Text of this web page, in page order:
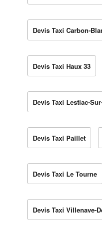
Devis Taxi Carbon-
Devis Taxi Haux 33
Devis Taxi Lestiac-
Devis Taxi Paillet
Devis Taxi Le Tourne
Devis Taxi Villenave-